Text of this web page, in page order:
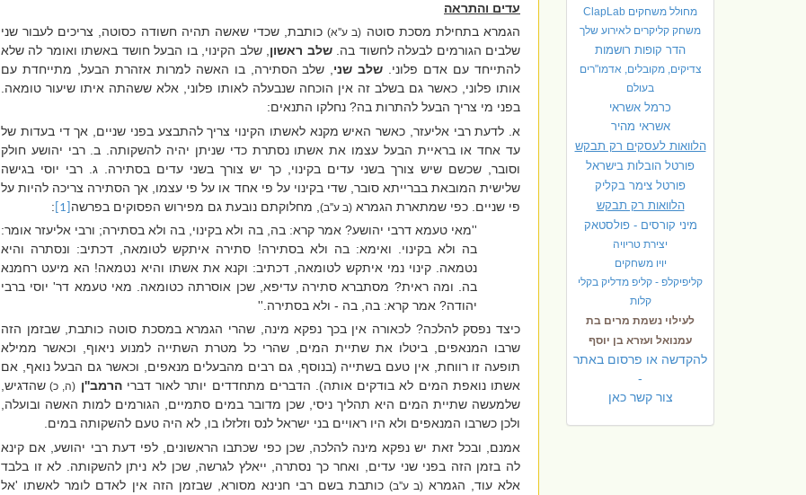
מחולל משחקים ClapLab
משחק קליקרים לאירוע שלך
הדר קופות רושמות
צדיקים, מקובלים, אדמו"רים
בעולם
כרמל אשראי
אשראי מהיר
הלוואות לעסקים רק תבקש
פורטל הובלות בישראל
פורטל צימר בקליק
הלוואות רק תבקש
מיני קורסים - פולסטאק
יצירת טריויה
יויו משחקים
קליפיקלפ - קליפ מדליק בקלי
קלות
לעילוי נשמת מרים בת
עמנואל ועזרא בן יוסף
להקדשה או פרסום באתר
-
צור קשר כאן
עדים והתראה
הגמרא בתחילת מסכת סוטה (ב ע''א)כותבת, שכדי שאשה תהיה חשודה כסוטה, צריכים לעבור שני
שלבים הגורמים לבעלה לחשוד בה.שלב ראשון, שלב הקינוי, בו הבעל חושד באשתו ואומר לה שלא
להתייחד עם אדם פלוני. שלב שני, שלב הסתירה, בו האשה למרות אזהרת הבעל, מתייחדת עם
אותו פלוני, כאשר גם בשלב זה אין הוכחה שנבעלה לאותו פלוני, אלא ששהתה איתו שיעור טומאה.
בפני מי צריך הבעל להתרות בה? נחלקו התנאים:
א. לדעת רבי אליעזר, כאשר האיש מקנא לאשתו הקינוי צריך להתבצע בפני שניים, אך די בעדות של
עד אחד או בראיית הבעל עצמו את אשתו נסתרת כדי שניתן יהיה להשקותה. ב. רבי יהושע חולק
וסובר, שכשם שיש צורך בשני עדים בקינוי, כך יש צורך בשני עדים בסתירה. ג. רבי יוסי בגישה
שלישית המובאת בברייתא סובר, שדי בקינוי על פי אחד או על פי עצמו, אך הסתירה צריכה להיות על
פי שניים. כפי שמתארת הגמרא (ב ע''ב) , מחלוקתם נובעת גם מפירוש הפסוקים בפרשה [1]
:
''מאי טעמא דרבי יהושע? אמר קרא: בה, בה ולא בקינוי, בה ולא בסתירה; ורבי אליעזר אומר:
בה ולא בקינוי. ואימא: בה ולא בסתירה! סתירה איתקש לטומאה, דכתיב: ונסתרה והיא
נטמאה. קינוי נמי איתקש לטומאה, דכתיב: וקנא את אשתו והיא נטמאה! הא מיעט רחמנא
בה. ומה ראית? מסתברא סתירה עדיפא, שכן אוסרתה כטומאה. מאי טעמא דר' יוסי ברבי
יהודה? אמר קרא: בה, בה - ולא בסתירה.''
כיצד נפסק להלכה? לכאורה אין בכך נפקא מינה, שהרי הגמרא במסכת סוטה כותבת, שבזמן הזה
שרבו המנאפים, ביטלו את שתיית המים, שהרי כל מטרת השתייה למנוע ניאוף, וכאשר ממילא
תופעה זו רווחת, אין טעם בשתייה (בנוסף, גם רבים מהבעלים מנאפים, וכאשר גם הבעל נואף, אם
אשתו נואפת המים לא בודקים אותה). הדברים מתחדדים יותר לאור דבריהרמב''ן (ה, כ) שהדגיש,
שלמעשה שתיית המים היא תהליך ניסי, שכן מדובר במים סתמיים, הגורמים למות האשה ובועלה,
ולכן כשרבו המנאפים ולא היו ראויים בני ישראל לנס וזלזלו בו, לא היה טעם להשקותה במים.
אמנם, ובכל זאת יש נפקא מינה להלכה, שכן כפי שכתבו הראשונים, לפי דעת רבי יהושע, אם קינא
לה בזמן הזה בפני שני עדים, ואחר כך נסתרה, ייאלץ לגרשה, שכן לא ניתן להשקותה. לא זו בלבד
אלא עוד, הגמרא(ב ע''ב) כותבת בשם רבי חנינא מסורא, שבזמן הזה אין לאדם לומר לאשתו 'אל